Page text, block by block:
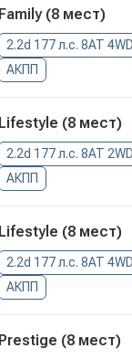
Family (8 мест)
2.2d 177 л.с. 8AT 4WD
АКПП
Lifestyle (8 мест)
2.2d 177 л.с. 8AT 2WD
АКПП
Lifestyle (8 мест)
2.2d 177 л.с. 8AT 4WD
АКПП
Prestige (8 мест)